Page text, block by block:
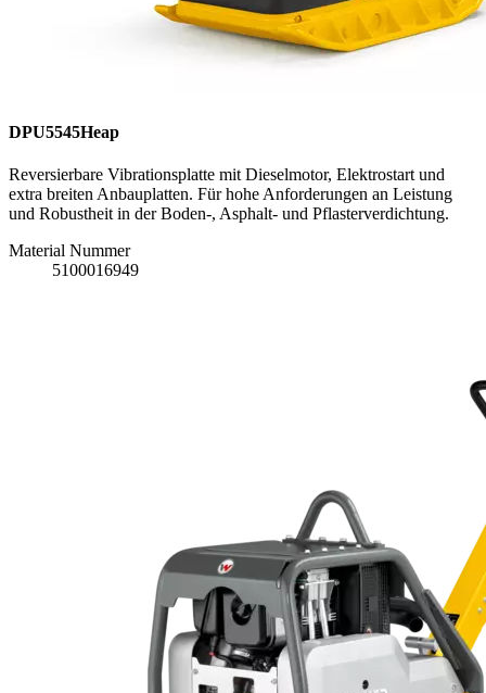
DPU5545Heap
Reversierbare Vibrationsplatte mit Dieselmotor, Elektrostart und
extra breiten Anbauplatten. Für hohe Anforderungen an Leistung
und Robustheit in der Boden-, Asphalt- und Pflasterverdichtung.
Material Nummer
5100016949